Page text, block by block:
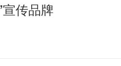
传品牌